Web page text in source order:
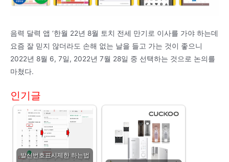
음력 달력 앱 ‘한월 22년 8월 토치 전세 만기로 이사를 가야 하는데
요즘 잘 믿지 않더라도 손해 없는 날을 들고 가는 것이 좋으니
2022년 8월 6, 7일, 2022년 7월 28일 중 선택하는 것으로 논의를
마쳤다.
인기글
발신번호표시제한 하는법